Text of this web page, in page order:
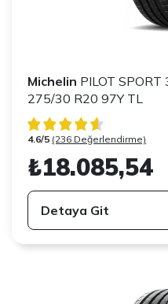
Michelin PILOT SPORT
275/30 R20 97Y TL
4.6/5 (236 Değerlendirme)
₺18.085,54
Detaya Git